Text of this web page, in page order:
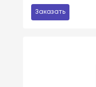
Заказать